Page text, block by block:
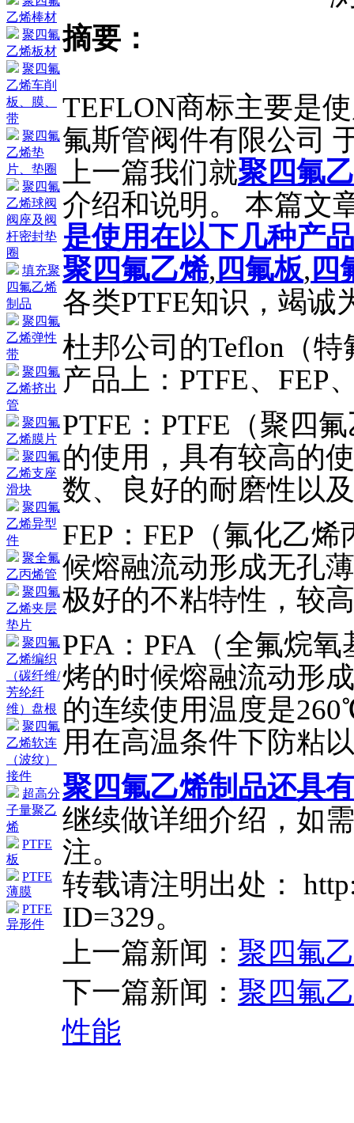
乙烯棒材
聚四氟
乙烯板材
聚四氟
乙烯车削
板、膜、
带
聚四氟
乙烯垫
片、垫圈
聚四氟
乙烯球阀
阀座及阀
杆密封垫
圈
填充聚
四氟乙烯
制品
聚四氟
乙烯弹性
带
聚四氟
乙烯挤出
管
聚四氟
乙烯膜片
聚四氟
乙烯支座
滑块
聚四氟
乙烯异型
件
聚全氟
乙丙烯管
聚四氟
乙烯夹层
垫片
聚四氟
乙烯编织
（碳纤维/
芳纶纤
维）盘根
聚四氟
乙烯软连
（波纹）
接件
超高分
子量聚乙
烯
PTFE
板
PTFE
薄膜
PTFE
异形件
摘要：
TEFLON商标主要是
氟斯管阀件有限公司
上一篇我们就聚四氟
介绍和说明。 本篇文
是使用在以下几种产
聚四氟乙烯, 四氟板, 四
各类PTFE知识，竭诚
杜邦公司的Teflon（
产品上：PTFE、FEP
PTFE：PTFE（聚四
的使用，具有较高的
数、良好的耐磨性以
FEP：FEP（氟化乙
候熔融流动形成无孔
极好的不粘特性，较
PFA：PFA（全氟烷
烤的时候熔融流动形
的连续使用温度是
用在高温条件下防粘
聚四氟乙烯制品还具
继续做详细介绍，如
注。
转载请注明出处：
ID=329。
上一篇新闻： 聚四氟
下一篇新闻： 聚四氟
性能